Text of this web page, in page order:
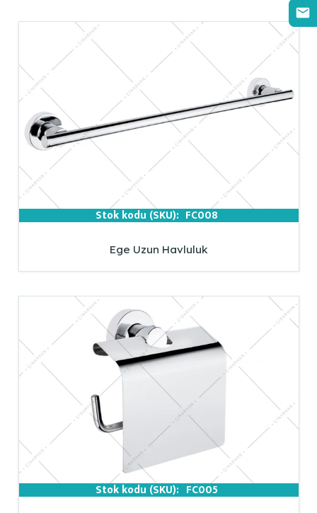
Stok kodu (SKU): FC008
Ege Uzun Havluluk
Stok kodu (SKU): FC005